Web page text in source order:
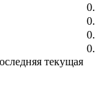
текущая